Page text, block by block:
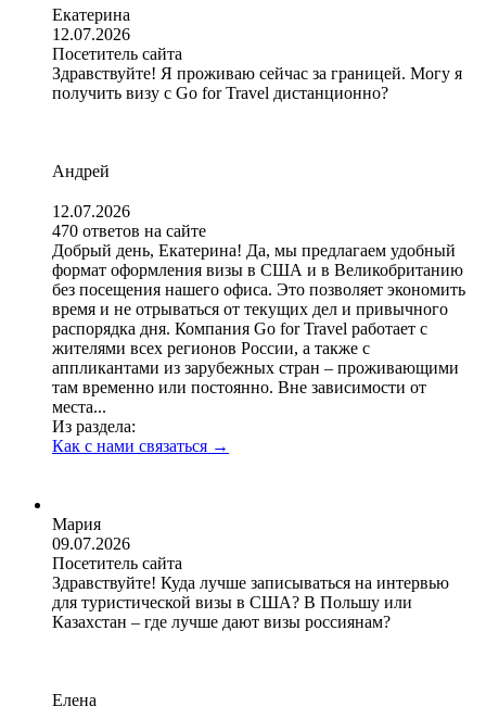
Екатерина
12.07.2026
Посетитель сайта
Здравствуйте! Я проживаю сейчас за границей. Могу я
получить визу с Go for Travel дистанционно?
Андрей
12.07.2026
470 ответов на сайте
Добрый день, Екатерина! Да, мы предлагаем удобный
формат оформления визы в США и в Великобританию
без посещения нашего офиса. Это позволяет экономить
время и не отрываться от текущих дел и привычного
распорядка дня. Компания Go for Travel работает с
жителями всех регионов России, а также с
аппликантами из зарубежных стран – проживающими
там временно или постоянно. Вне зависимости от
места...
Из раздела:
Как с нами связаться →
Мария
09.07.2026
Посетитель сайта
Здравствуйте! Куда лучше записываться на интервью
для туристической визы в США? В Польшу или
Казахстан – где лучше дают визы россиянам?
Елена